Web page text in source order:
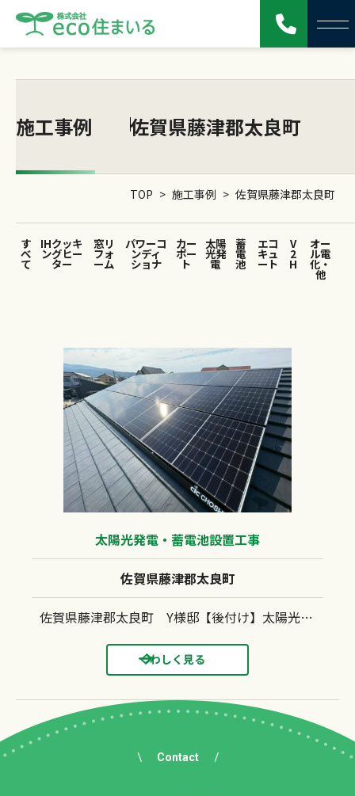
施工事例 佐賀県藤津郡太良町
TOP > 施工事例 > 佐賀県藤津郡太良町
す
べ
て
IHクッキ
ングヒー
ター
窓リ
フォ
ーム
パワーコ
ンディ
ショナ
カー
ポー
ト
太陽
光発
電
蓄
電
池
エコ
キュ
ート
V
2
H
オー
ル電
化・
他
太陽光発電・蓄電池設置工事
佐賀県藤津郡太良町
佐賀県藤津郡太良町 Y様邸【後付け】太陽光発電システム(長州産業：CS-364B91）蓄電池（CB-LMP127A）設置工事 ガルバリウム鋼板屋根 キャッチ工法
くわしく見る
Contact